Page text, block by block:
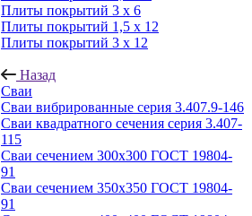
Плиты покрытий 3 x 6
Плиты покрытий 1,5 x 12
Плиты покрытий 3 x 12
Назад
Сваи
Сваи вибрированные серия 3.407.9-146
Сваи квадратного сечения серия 3.407-
115
Сваи сечением 300х300 ГОСТ 19804-
91
Сваи сечением 350х350 ГОСТ 19804-
91